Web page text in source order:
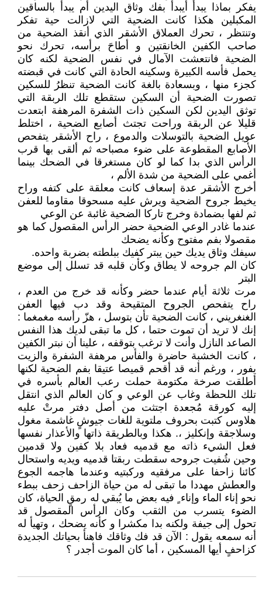
يفكر بماذا يبدأ أيبدأ بفك وثاق اليدين أم يبدأ بالساقين
المكبلين هكذا كانت الضحية التي لازالت حية تفكر
وتنتظر ، تحرك العملاق الأشقر الذي أنقذ الضحية من
صاحب الكفين الخانقتين و أطاحَ برأسه، تحرك نحو
الضحية فانتعشت الآمال في نفس الضحية لكنه كان
يحمل فأسه الكبيرة وسكينه الحادة التي كانت في قبضته
كجزء منها ، وبسعادة بالغة كانت الضحية تنظرُ للسكين
تصورت الضحية أن السكين ستقطع تلك الربقة التي
توثق اليدين لكن السكين ذات الشفرة المرهفة ابتعدت
قليلا عن الربقة وراحت تجتث أصابع الضحية ، اختلط
عويل الضحية بالتوسلات والدموع ، راح الأشقر يتفحص
الأصابع المقطوعة على ضوء مصباحه ثم ألقى بها قرب
الرأس الذي بدا كما لو كان مستغرقا في الضحك بينما
أغمي على الضحية من شدة الألم ،
أخرج الأشقر عدة إسعاف كانت معلقة على كتفه وراح
يخيط جروح الضحية ويرش عليه مسحوقا مقاوما للعفن
ثم لفها بضمادة وخرج تاركا الضحية غائبة عن الوعي
عندما غادر الوعي الضحية حضر الرأس المقصول كما هو
مقصولا بفم مفتوح وكأنه يضحك
سيفك وثاق يديك حين يبتر كفيك ببلطته بضربة واحده.
كان الم جروحه لا يطاق وكأن قلبه قد تسلل إلى موضع
البتر
مرت ثلاثة أيام عندما حضر وكأنه قد خرج من العدم ،
راح يتفحص الجروح المتقيحة وقد دب فيها العفن
الغنغريني ، كانت الضحية تأن بتوسل ، هزّ رأسه مغمغما :
إنك لا تريد أن تموت حتما ، كل ما تبقى لديك هذا النفس
الصاعد النازل وأنت لا ترغب بتوقفه ، علينا أن نبتر الكفين
، كانت الخشبة حاضرة والفأس مرهفة الشفرة والزيت
يفور ، ورغم أنه قد أقحم قميصا عتيقا بفم الضحية لكنها
أطلقت صرخة مكتومة حملت رعب العالم بأسره في
تلك اللحظة وغاب عن الوعي و كان العالم الذي انتقل
إليه كورقة مُجعدة اجتثت من أصل دفتر مرتْ عليه
هلاوس كتبت بحروف ملتوية للغات جيوشٍ غاشمة مغول
وسلاجقة وإنكليز ،. هكذا وبالطريقة ذاتها والأعذار نفسها
فعل الشيء ذاته مع قدميه فعاد بلا كفين ولا قدمين
وحين شُفيت جروحه سقطت ربقتا قدميه ويديه واستحال
كائنا زاحفا على مرفقيه وركبتيه وعندما هاجمه الجوع
والعطش مهددا ما تبقى له من حياة الزاحف زحف ببطء
نحو إناء الماء وإناء ٍ فيه بعض ما يُبقي له رمقٍ الحياة، كان
الضوء يتسرب من الثقب وكان الرأس المقصول قد
تحول إلى جيفة ولكنه بدا مكشرا و كأنه يضحك ، وتهيأ له
أنه سمعه يقول : الآن قد فك وثاقك فاهنأ بحياتك الجديدة
كزاحفٍ أيها المسكين ، أما كان الموت أجدر ؟